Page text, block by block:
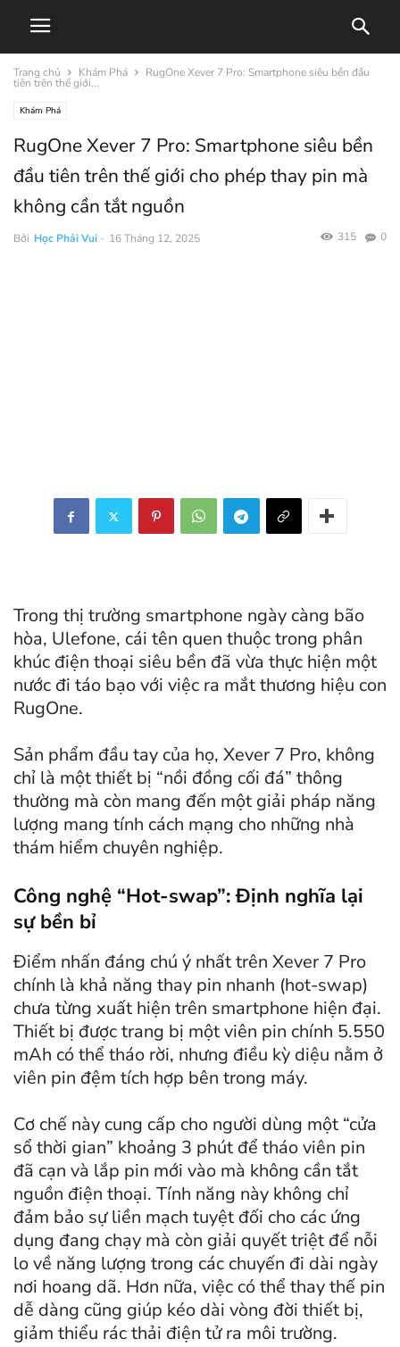
Trang chủ Khám Phá RugOne Xever 7 Pro: Smartphone siêu bền đầu
tiên trên thế giới...
Khám Phá
RugOne Xever 7 Pro: Smartphone siêu bền
đầu tiên trên thế giới cho phép thay pin mà
không cần tắt nguồn
Bởi Học Phải Vui - 16 Tháng 12, 2025 0
315
Trong thị trường smartphone ngày càng bão
hòa, Ulefone, cái tên quen thuộc trong phân
khúc điện thoại siêu bền đã vừa thực hiện một
nước đi táo bạo với việc ra mắt thương hiệu con
RugOne.
Sản phẩm đầu tay của họ, Xever 7 Pro, không
chỉ là một thiết bị “nồi đồng cối đá” thông
thường mà còn mang đến một giải pháp năng
lượng mang tính cách mạng cho những nhà
thám hiểm chuyên nghiệp.
Công nghệ “Hot-swap”: Định nghĩa lại
sự bền bỉ
Điểm nhấn đáng chú ý nhất trên Xever 7 Pro
chính là khả năng thay pin nhanh (hot-swap)
chưa từng xuất hiện trên smartphone hiện đại.
Thiết bị được trang bị một viên pin chính 5.550
mAh có thể tháo rời, nhưng điều kỳ diệu nằm ở
viên pin đệm tích hợp bên trong máy.
Cơ chế này cung cấp cho người dùng một “cửa
sổ thời gian” khoảng 3 phút để tháo viên pin
đã cạn và lắp pin mới vào mà không cần tắt
nguồn điện thoại. Tính năng này không chỉ
đảm bảo sự liền mạch tuyệt đối cho các ứng
dụng đang chạy mà còn giải quyết triệt để nỗi
lo về năng lượng trong các chuyến đi dài ngày
nơi hoang dã. Hơn nữa, việc có thể thay thế pin
dễ dàng cũng giúp kéo dài vòng đời thiết bị,
giảm thiểu rác thải điện tử ra môi trường.